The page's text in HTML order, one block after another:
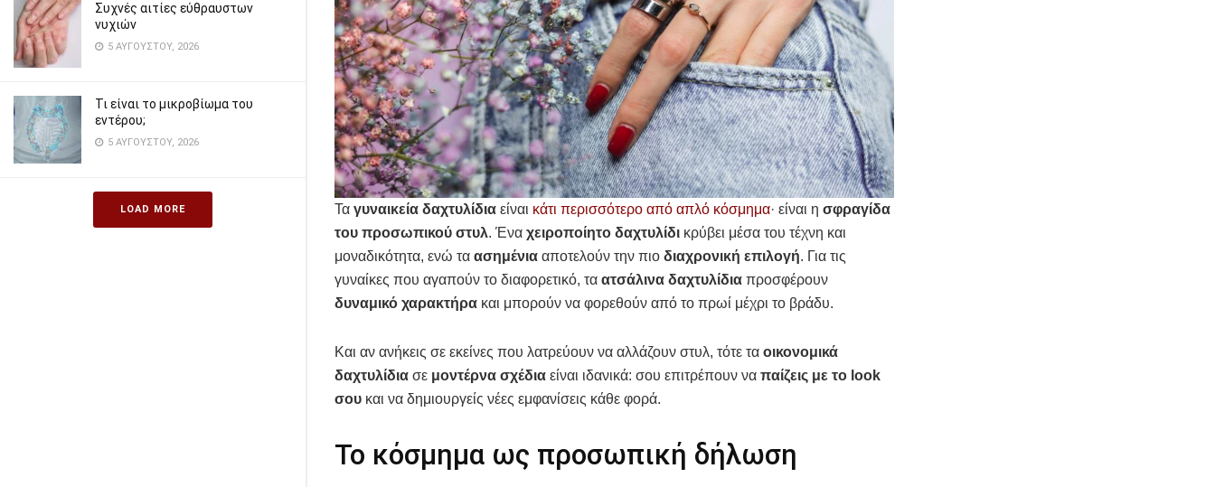
Συχνές αιτίες εύθραυστων
νυχιών
5 ΑΥΓΟΎΣΤΟΥ, 2026
Τι είναι το μικροβίωμα του
εντέρου;
5 ΑΥΓΟΎΣΤΟΥ, 2026
LOAD MORE Τα γυναικεία δαχτυλίδια είναι κάτι περισσότερο από απλό κόσμημα· είναι η σφραγίδα
του προσωπικού στυλ. Ένα χειροποίητο δαχτυλίδι κρύβει μέσα του τέχνη και
μοναδικότητα, ενώ τα ασημένια αποτελούν την πιο διαχρονική επιλογή. Για τις
γυναίκες που αγαπούν το διαφορετικό, τα ατσάλινα δαχτυλίδια προσφέρουν
δυναμικό χαρακτήρα και μπορούν να φορεθούν από το πρωί μέχρι το βράδυ.
Και αν ανήκεις σε εκείνες που λατρεύουν να αλλάζουν στυλ, τότε τα οικονομικά
δαχτυλίδια σε μοντέρνα σχέδια είναι ιδανικά: σου επιτρέπουν να παίζεις με το look
σου και να δημιουργείς νέες εμφανίσεις κάθε φορά.
Το κόσμημα ως προσωπική δήλωση